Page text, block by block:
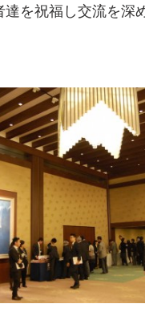
を祝福し交流を深